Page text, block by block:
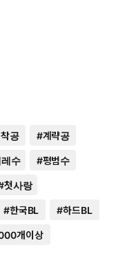
공 #계략공
수 #평범수
첫사랑
#한국BL #하드BL
개이상